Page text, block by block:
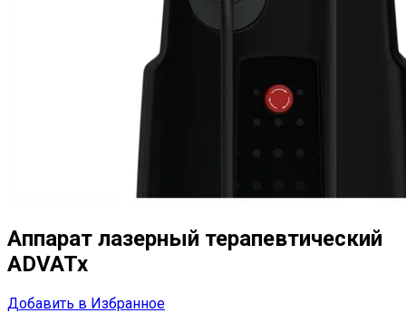
Аппарат лазерный терапевтический
ADVATx
Добавить в Избранное